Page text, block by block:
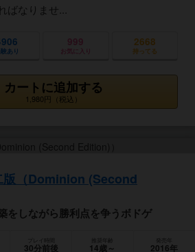
ばなりませ...
あり
999
お気に入り
2668
持ってる
カートに追加する
1,980円（税込）
版（Dominion (Second
をしながら勝利点を争うボドゲ
30分前後
推奨年齢
14歳～ 2016年